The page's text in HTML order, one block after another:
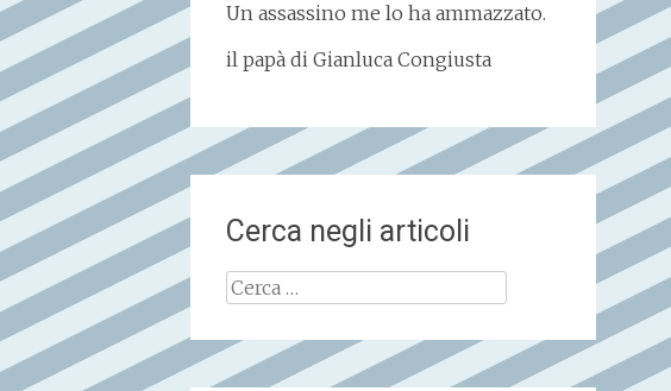
Un assassino me lo ha ammazzato.
il papà di Gianluca Congiusta
Cerca negli articoli
Ricerca